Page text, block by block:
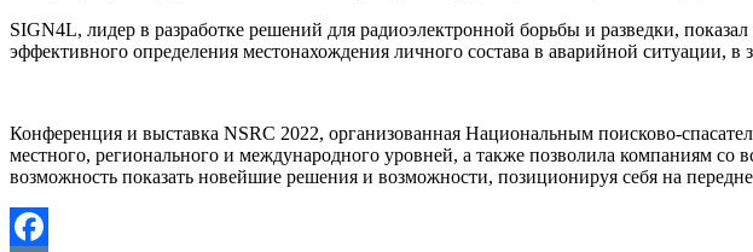
SIGN4L, лидер в разработке решений для радиоэлектронной борьбы и разведки,
эффективного определения местонахождения личного состава в аварийной ситуации,
Конференция и выставка NSRC 2022, организованная Национальным поисково-
местного, регионального и международного уровней, а также позволила компаниям со
возможность показать новейшие решения и возможности, позиционируя себя на